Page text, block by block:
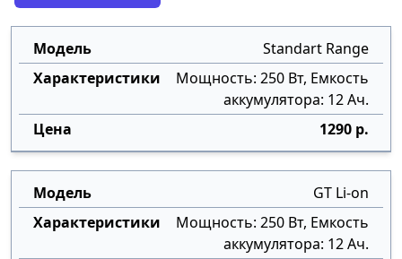
Standart Range
Мощность: 250 Вт, Емкость
аккумулятора: 12 Ач.
1290 р.
GT Li-on
Мощность: 250 Вт, Емкость
аккумулятора: 12 Ач.